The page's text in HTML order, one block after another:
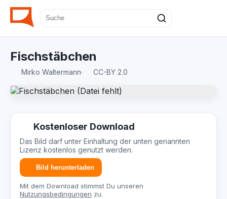
Fischstäbchen
Mirko Waltermann· CC-BY 2.0
Kostenloser Download
Das Bild darf unter Einhaltung der unten genannten
Lizenz kostenlos genutzt werden.
Bild herunterladen
Mit dem Download stimmst Du unseren
Nutzungsbedingungen zu.